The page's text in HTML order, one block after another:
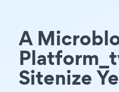
A
Sitenize